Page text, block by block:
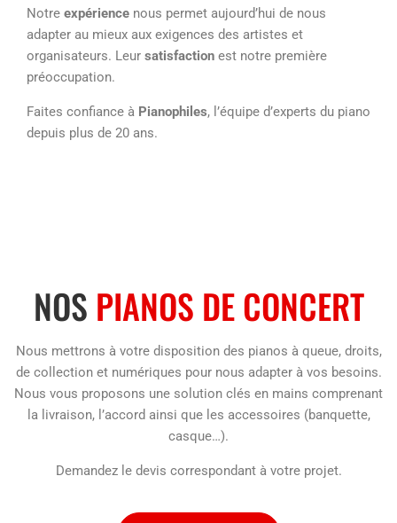
Notre expérience nous permet aujourd’hui de nous
adapter au mieux aux exigences des artistes et
organisateurs. Leur satisfaction est notre première
préoccupation.
Faites confiance à Pianophiles, l’équipe d’experts du piano
depuis plus de 20 ans.
NOS PIANOS DE CONCERT
Nous mettrons à votre disposition des pianos à queue, droits,
de collection et numériques pour nous adapter à vos besoins.
Nous vous proposons une solution clés en mains comprenant
la livraison, l’accord ainsi que les accessoires (banquette,
casque…).
Demandez le devis correspondant à votre projet.